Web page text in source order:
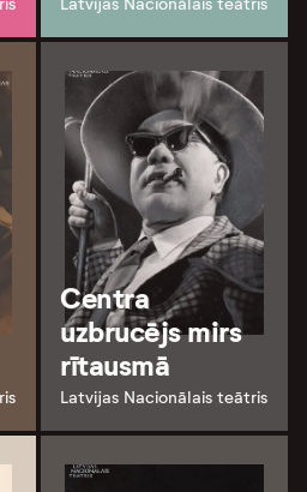
Centra
uzbrucējs mirs
rītausmā
Latvijas Nacionālais teātris